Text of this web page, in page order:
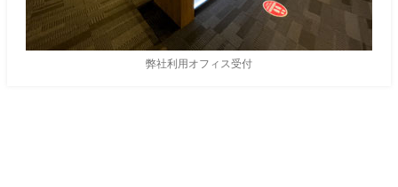
弊社利用オフィス受付